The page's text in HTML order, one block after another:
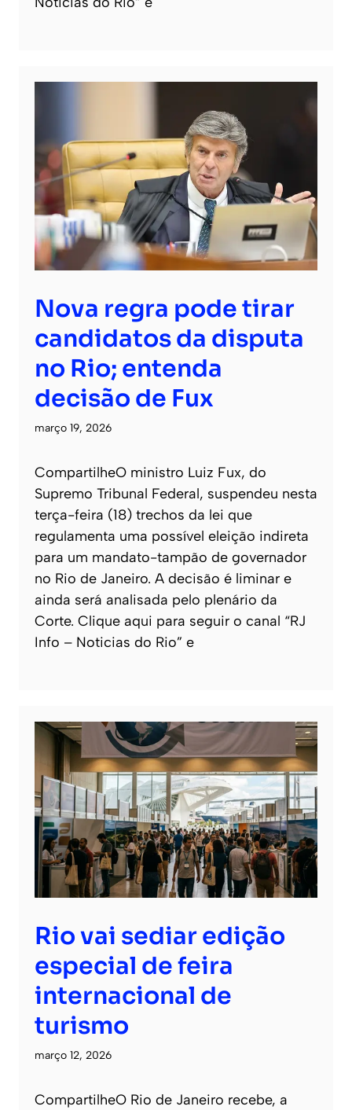
Nova regra pode tirar
candidatos da disputa
no Rio; entenda
decisão de Fux
março 19, 2026
CompartilheO ministro Luiz Fux, do
Supremo Tribunal Federal, suspendeu nesta
terça-feira (18) trechos da lei que
regulamenta uma possível eleição indireta
para um mandato-tampão de governador
no Rio de Janeiro. A decisão é liminar e
ainda será analisada pelo plenário da
Corte. Clique aqui para seguir o canal “RJ
Info – Noticias do Rio” e
Rio vai sediar edição
especial de feira
internacional de
turismo
março 12, 2026
CompartilheO Rio de Janeiro recebe, a